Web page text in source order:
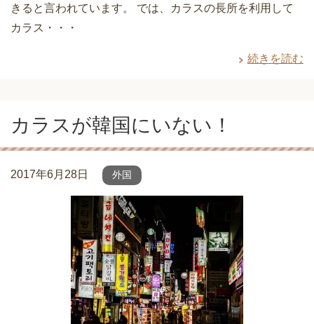
きると言われています。 では、カラスの長所を利用して
カラス・・・
続きを読む
カラスが韓国にいない！
2017年6月28日 外国